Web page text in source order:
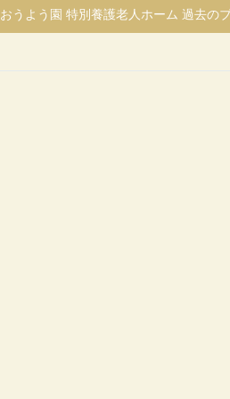
おうよう園 特別養護老人ホーム 過去の